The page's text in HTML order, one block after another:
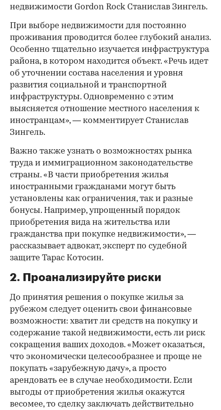
недвижимости Gordon Rock Станислав Зингель.
При выборе недвижимости для постоянно
проживания проводится более глубокий анализ.
Особенно тщательно изучается инфраструктура
района, в котором находится объект. «Речь идет
об уточнении состава населения и уровня
развития социальной и транспортной
инфраструктуры. Одновременно с этим
выясняется отношение местного населения к
иностранцам», — комментирует Станислав
Зингель.
Важно также узнать о возможностях рынка
труда и иммиграционном законодательстве
страны. «В части приобретения жилья
иностранными гражданами могут быть
установлены как ограничения, так и разные
бонусы. Например, упрощенный порядок
приобретения вида на жительства или
гражданства при покупке недвижимости», —
рассказывает адвокат, эксперт по судебной
защите Тарас Котосин.
2. Проанализируйте риски
До принятия решения о покупке жилья за
рубежом следует оценить свои финансовые
возможности: хватит ли средств на покупку и
содержание такой недвижимости, есть ли риск
сокращения ваших доходов. «Может оказаться,
что экономически целесообразнее и проще не
покупать «зарубежную дачу», а просто
арендовать ее в случае необходимости. Если
выгоды от приобретения жилья окажутся
весомее, то сделку заключать действительно